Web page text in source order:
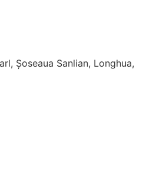
Șoseaua Sanlian, Longhua,